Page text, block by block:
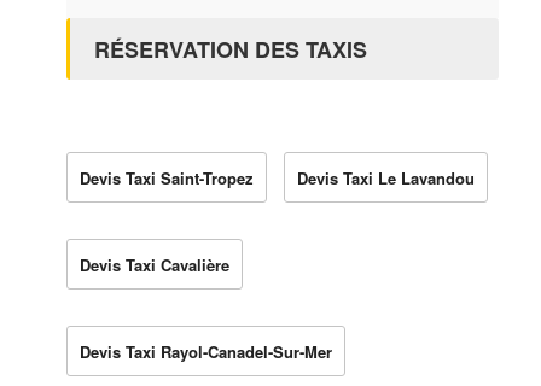
RÉSERVATION DES TAXIS
Devis Taxi Saint-Tropez Devis Taxi Le Lavandou
Devis Taxi Cavalière
Devis Taxi Rayol-Canadel-Sur-Mer